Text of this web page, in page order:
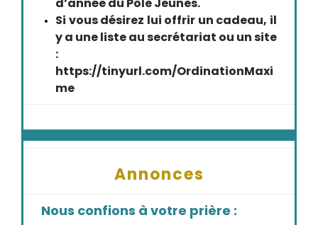
Si vous désirez lui offrir un cadeau, il
y a une liste au secrétariat ou un site
:
https://tinyurl.com/OrdinationMaxi
me
Annonces
Nous confions à votre prière :